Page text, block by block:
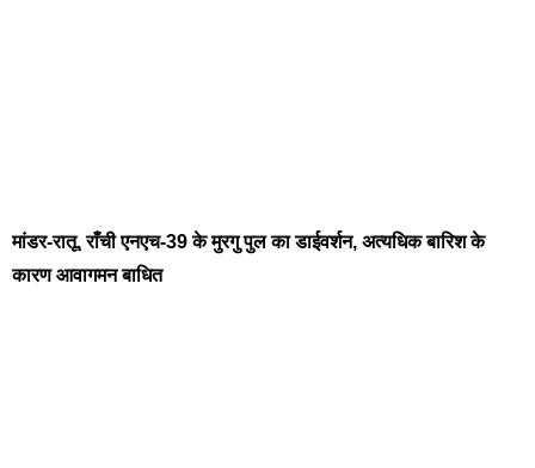
मांडर-रातू, राँची एनएच-39 के मुरगु पुल का डाईवर्शन, अत्यधिक बारिश के
कारण आवागमन बाधित